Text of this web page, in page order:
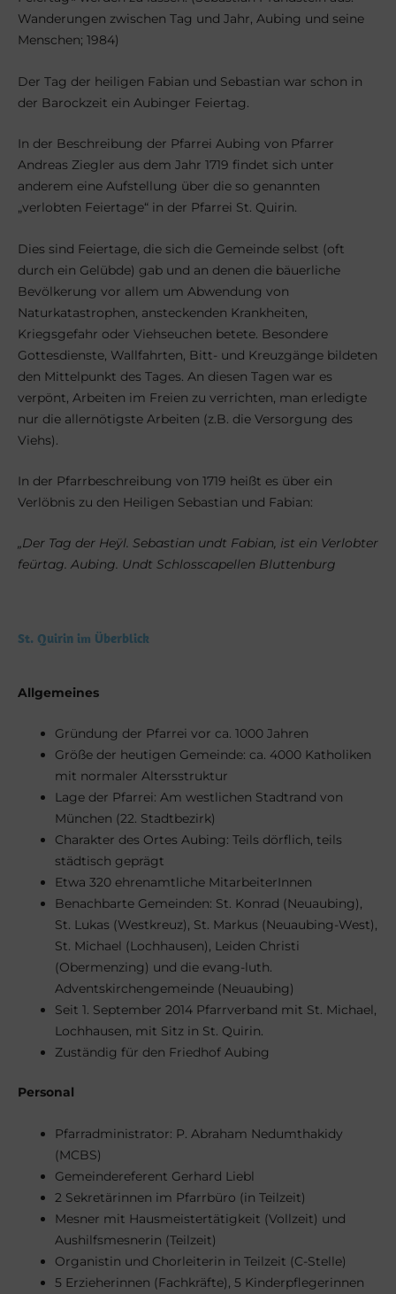
Wanderungen zwischen Tag und Jahr, Aubing und seine
Menschen; 1984)
Der Tag der heiligen Fabian und Sebastian war schon in
der Barockzeit ein Aubinger Feiertag.
In der Beschreibung der Pfarrei Aubing von Pfarrer
Andreas Ziegler aus dem Jahr 1719 findet sich unter
anderem eine Aufstellung über die so genannten
„verlobten Feiertage“ in der Pfarrei St. Quirin.
Dies sind Feiertage, die sich die Gemeinde selbst (oft
durch ein Gelübde) gab und an denen die bäuerliche
Bevölkerung vor allem um Abwendung von
Naturkatastrophen, ansteckenden Krankheiten,
Kriegsgefahr oder Viehseuchen betete. Besondere
Gottesdienste, Wallfahrten, Bitt- und Kreuzgänge bildeten
den Mittelpunkt des Tages. An diesen Tagen war es
verpönt, Arbeiten im Freien zu verrichten, man erledigte
nur die allernötigste Arbeiten (z.B. die Versorgung des
Viehs).
In der Pfarrbeschreibung von 1719 heißt es über ein
Verlöbnis zu den Heiligen Sebastian und Fabian:
„Der Tag der Heÿl. Sebastian undt Fabian, ist ein Verlobter
feürtag. Aubing. Undt Schlosscapellen Bluttenburg
St. Quirin im Überblick
Allgemeines
Gründung der Pfarrei vor ca. 1000 Jahren
Größe der heutigen Gemeinde: ca. 4000 Katholiken
mit normaler Altersstruktur
Lage der Pfarrei: Am westlichen Stadtrand von
München (22. Stadtbezirk)
Charakter des Ortes Aubing: Teils dörflich, teils
städtisch geprägt
Etwa 320 ehrenamtliche MitarbeiterInnen
Benachbarte Gemeinden: St. Konrad (Neuaubing),
St. Lukas (Westkreuz), St. Markus (Neuaubing-West),
St. Michael (Lochhausen), Leiden Christi
(Obermenzing) und die evang-luth.
Adventskirchengemeinde (Neuaubing)
Seit 1. September 2014 Pfarrverband mit St. Michael,
Lochhausen, mit Sitz in St. Quirin.
Zuständig für den Friedhof Aubing
Personal
Pfarradministrator: P. Abraham Nedumthakidy
(MCBS)
Gemeindereferent Gerhard Liebl
2 Sekretärinnen im Pfarrbüro (in Teilzeit)
Mesner mit Hausmeistertätigkeit (Vollzeit) und
Aushilfsmesnerin (Teilzeit)
Organistin und Chorleiterin in Teilzeit (C-Stelle)
5 Erzieherinnen (Fachkräfte), 5 Kinderpflegerinnen